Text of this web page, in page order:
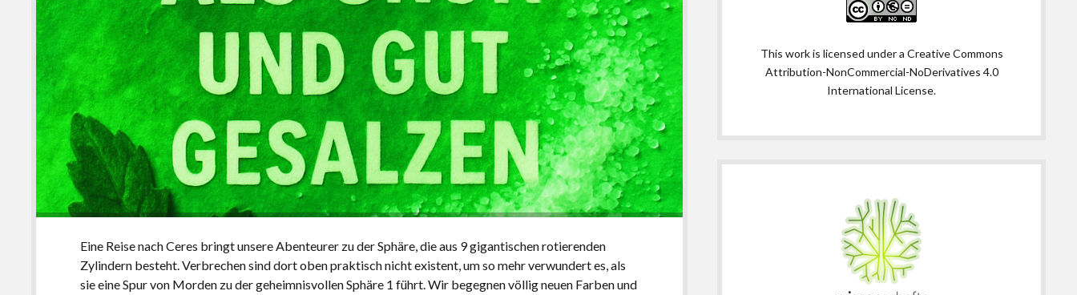
Eine Reise nach Ceres bringt unsere Abenteurer zu der Sphäre, die aus 9 gigantischen rotierenden
Zylindern besteht. Verbrechen sind dort oben praktisch nicht existent, um so mehr verwundert es, als
sie eine Spur von Morden zu der geheimnisvollen Sphäre 1 führt. Wir begegnen völlig neuen Farben und
This work is licensed under a Creative Commons
Attribution-NonCommercial-NoDerivatives 4.0
International License.